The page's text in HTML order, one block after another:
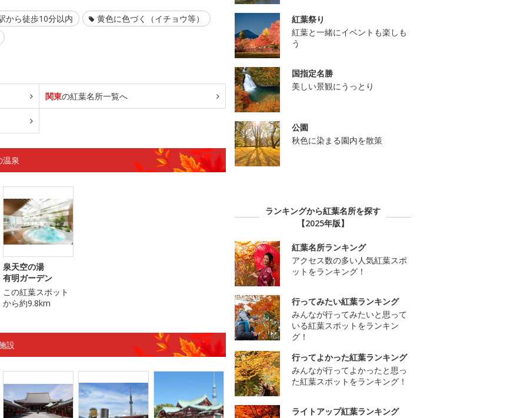
から徒歩10分以内 黄色に色づく（イチョウ等）
関東の紅葉名所一覧へ
温泉
泉天空の湯
有明ガーデン
この紅葉スポット
から約9.8km
設
紅葉祭り
紅葉と一緒にイベントも楽しも
う
国指定名勝
美しい景観にうっとり
公園
秋色に染まる園内を散策
ランキングから紅葉名所を探す
【2025年版】
紅葉名所ランキング
アクセス数の多い人気紅葉スポ
ットをランキング！
行ってみたい紅葉ランキング
みんなが行ってみたいと思って
いる紅葉スポットをランキン
グ！
行ってよかった紅葉ランキング
みんなが行ってよかったと思っ
た紅葉スポットをランキング！
ライトアップ紅葉ランキング